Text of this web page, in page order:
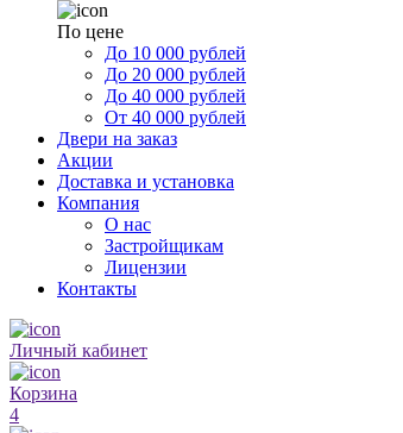
По цене
До 10 000 рублей
До 20 000 рублей
До 40 000 рублей
От 40 000 рублей
Двери на заказ
Акции
Доставка и установка
Компания
О нас
Застройщикам
Лицензии
Контакты
Личный кабинет
Корзина
4